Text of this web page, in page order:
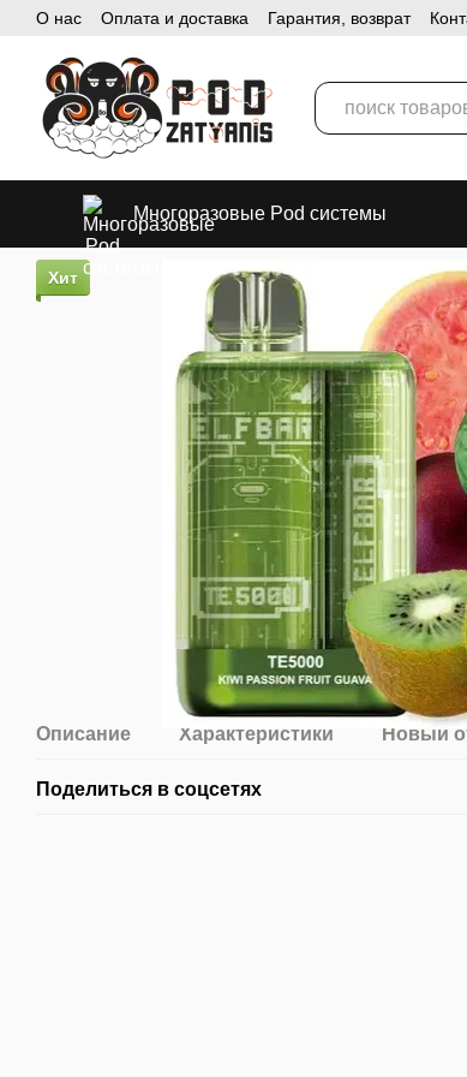
Перейти к основному контенту
О нас Оплата и доставка Гарантия, возврат
Многоразовые Pod системы
Хит
Описание Характеристики Новый
Поделиться в соцсетях